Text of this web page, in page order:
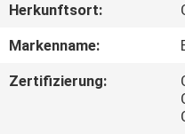
ÜBER
Herkunftsort:
Markenname:
Zertifizierung: